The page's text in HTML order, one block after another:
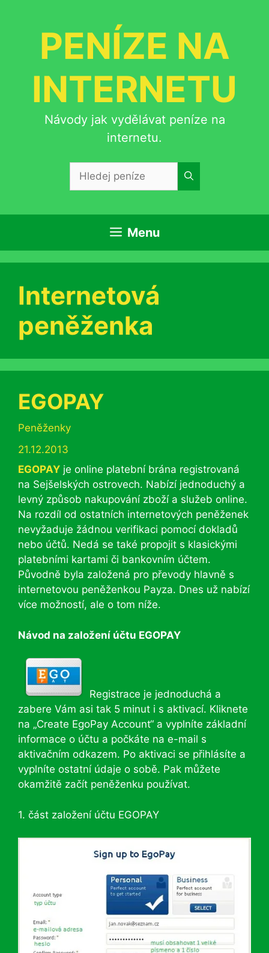
PENÍZE NA
INTERNETU
Návody jak vydělávat peníze na
internetu.
Menu
Internetová
peněženka
EGOPAY
Rubriky
Peněženky
21.12.2013
EGOPAY je online platební brána registrovaná
na Sejšelských ostrovech. Nabízí jednoduchý a
levný způsob nakupování zboží a služeb online.
Na rozdíl od ostatních internetových peněženek
nevyžaduje žádnou verifikaci pomocí dokladů
nebo účtů. Nedá se také propojit s klasickými
platebními kartami či bankovním účtem.
Původně byla založená pro převody hlavně s
internetovou peněženkou Payza. Dnes už nabízí
více možností, ale o tom níže.
Návod na založení účtu EGOPAY
Registrace je jednoduchá a
zabere Vám asi tak 5 minut i s aktivací. Kliknete
na „Create EgoPay Account“ a vyplníte základní
informace o účtu a počkáte na e-mail s
aktivačním odkazem. Po aktivaci se přihlásíte a
vyplníte ostatní údaje o sobě. Pak můžete
okamžitě začít peněženku používat.
1. část založení účtu EGOPAY